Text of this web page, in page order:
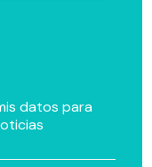
datos para